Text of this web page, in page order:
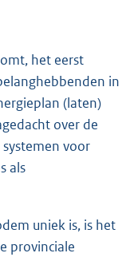
het eerst
in
(laten)
over de
voor
als
uniek is, is het
provinciale